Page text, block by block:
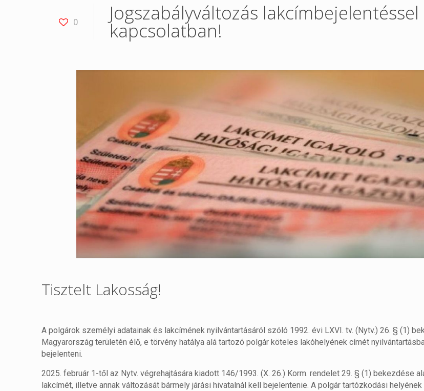
0 Jogszabályváltozás lakcímbejelentéssel
kapcsolatban!
Tisztelt Lakosság!
A polgárok személyi adatainak és lakcímének nyilvántartásáról szóló 1992. évi LXVI. tv. (Nytv.) 26. § (1)
Magyarország területén élő, e törvény hatálya alá tartozó polgár köteles lakóhelyének címét
bejelenteni.
2025. február 1-től az Nytv. végrehajtására kiadott 146/1993. (X. 26.) Korm. rendelet 29. § (1) bekezdése
lakcímét, illetve annak változását bármely járási hivatalnál kell bejelentenie. A polgár tartózkodási